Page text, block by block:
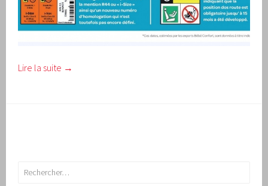
Lire la suite →
Rechercher :